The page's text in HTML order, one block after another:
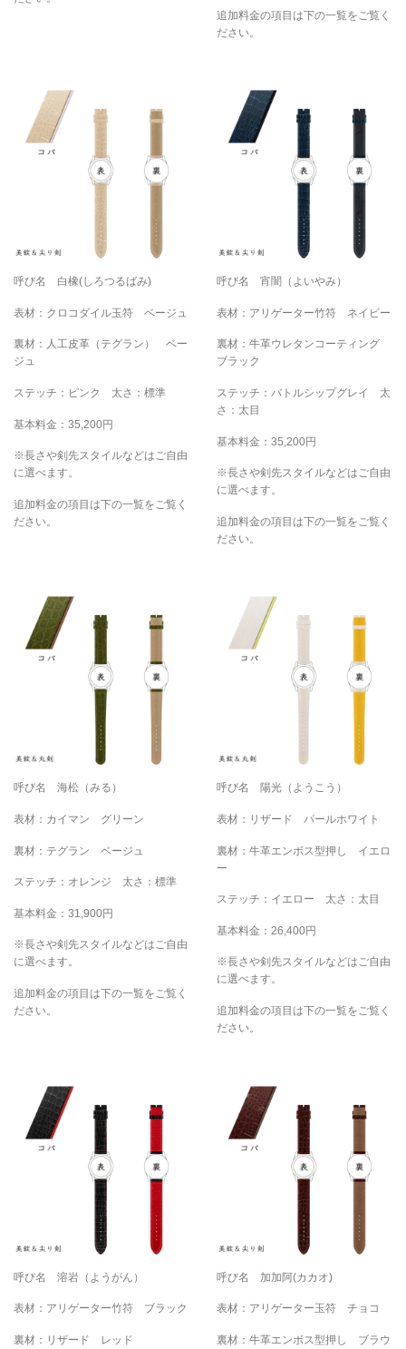
追加料金の項目は下の一覧をご覧く
ださい。
呼び名 白橡(しろつるばみ)
表材：クロコダイル玉符 ベージュ
裏材：人工皮革（テグラン） ベー
ジュ
ステッチ：ピンク 太さ：標準
基本料金：35,200円
※長さや剣先スタイルなどはご自由
に選べます。
追加料金の項目は下の一覧をご覧く
ださい。
呼び名 宵闇（よいやみ）
表材：アリゲーター竹符 ネイビー
裏材：牛革ウレタンコーティング
ブラック
ステッチ：バトルシップグレイ 太
さ：太目
基本料金：35,200円
※長さや剣先スタイルなどはご自由
に選べます。
追加料金の項目は下の一覧をご覧く
ださい。
呼び名 海松（みる）
表材：カイマン グリーン
裏材：テグラン ベージュ
ステッチ：オレンジ 太さ：標準
基本料金：31,900円
※長さや剣先スタイルなどはご自由
に選べます。
追加料金の項目は下の一覧をご覧く
ださい。
呼び名 陽光（ようこう）
表材：リザード パールホワイト
裏材：牛革エンボス型押し イエロ
ー
ステッチ：イエロー 太さ：太目
基本料金：26,400円
※長さや剣先スタイルなどはご自由
に選べます。
追加料金の項目は下の一覧をご覧く
ださい。
呼び名 溶岩（ようがん）
表材：アリゲーター竹符 ブラック
裏材：リザード レッド
呼び名 加加阿(カカオ)
表材：アリゲーター玉符 チョコ
裏材：牛革エンボス型押し ブラウ